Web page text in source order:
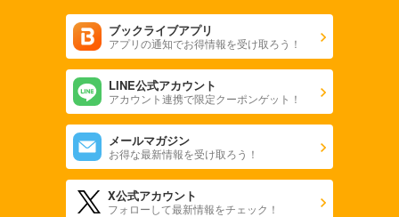
ブックライブアプリ
アプリの通知でお得情報を受け取ろう！
LINE公式アカウント
アカウント連携で限定クーポンゲット！
メールマガジン
お得な最新情報を受け取ろう！
X公式アカウント
フォローして最新情報をチェック！